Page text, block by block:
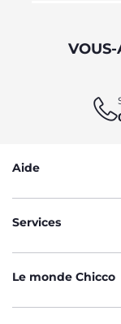
Aide
Services
Le monde Chicco